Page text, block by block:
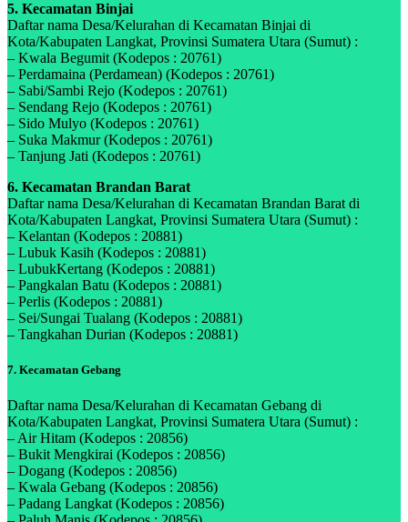
5. Kecamatan Binjai
Daftar nama Desa/Kelurahan di Kecamatan Binjai di
Kota/Kabupaten Langkat, Provinsi Sumatera Utara (Sumut) :
– Kwala Begumit (Kodepos : 20761)
– Perdamaina (Perdamean) (Kodepos : 20761)
– Sabi/Sambi Rejo (Kodepos : 20761)
– Sendang Rejo (Kodepos : 20761)
– Sido Mulyo (Kodepos : 20761)
– Suka Makmur (Kodepos : 20761)
– Tanjung Jati (Kodepos : 20761)
6. Kecamatan Brandan Barat
Daftar nama Desa/Kelurahan di Kecamatan Brandan Barat di
Kota/Kabupaten Langkat, Provinsi Sumatera Utara (Sumut) :
– Kelantan (Kodepos : 20881)
– Lubuk Kasih (Kodepos : 20881)
– LubukKertang (Kodepos : 20881)
– Pangkalan Batu (Kodepos : 20881)
– Perlis (Kodepos : 20881)
– Sei/Sungai Tualang (Kodepos : 20881)
– Tangkahan Durian (Kodepos : 20881)
7. Kecamatan Gebang
Daftar nama Desa/Kelurahan di Kecamatan Gebang di
Kota/Kabupaten Langkat, Provinsi Sumatera Utara (Sumut) :
– Air Hitam (Kodepos : 20856)
– Bukit Mengkirai (Kodepos : 20856)
– Dogang (Kodepos : 20856)
– Kwala Gebang (Kodepos : 20856)
– Padang Langkat (Kodepos : 20856)